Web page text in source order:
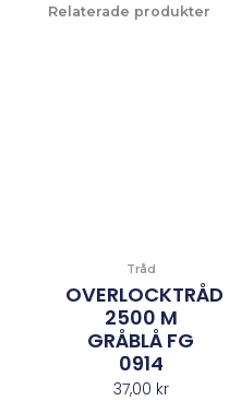
Relaterade produkter
Tråd
OVERLOCKTRÅD
2500 M
GRÅBLÅ FG
0914
37,00 kr